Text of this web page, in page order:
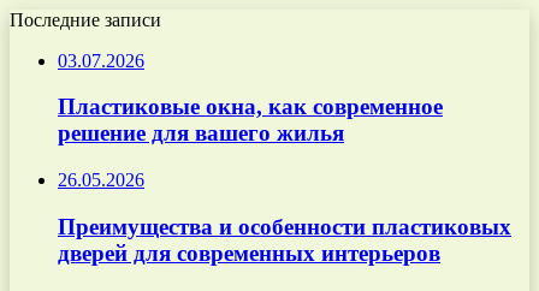
Последние записи
03.07.2026
Пластиковые окна, как современное
решение для вашего жилья
26.05.2026
Преимущества и особенности пластиковых
дверей для современных интерьеров